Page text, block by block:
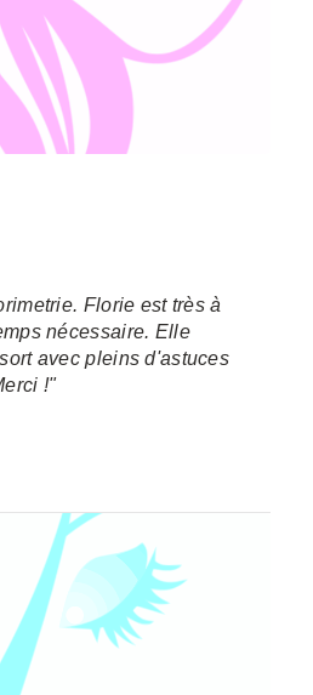
Florie est très à
nécessaire. Elle
avec pleins d'astuces
!"